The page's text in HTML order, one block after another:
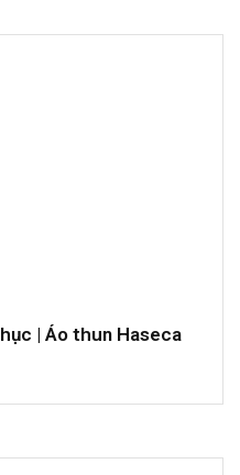
| Áo thun Haseca